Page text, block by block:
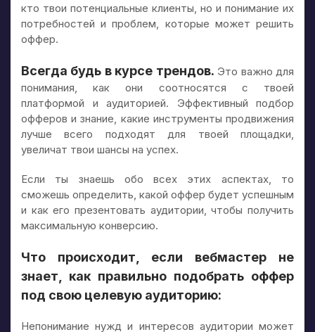
кто твои потенциальные клиенты, но и понимание их
потребностей и проблем, которые может решить
оффер.
Всегда будь в курсе трендов. Это важно для
понимания, как они соотносятся с твоей
платформой и аудиторией. Эффективный подбор
офферов и знание, какие инструменты продвижения
лучше всего подходят для твоей площадки,
увеличат твои шансы на успех.
Если ты знаешь обо всех этих аспектах, то
сможешь определить, какой оффер будет успешным
и как его презентовать аудитории, чтобы получить
максимальную конверсию.
Что происходит, если вебмастер не
знает, как правильно подобрать оффер
под свою целевую аудиторию:
Непонимание нужд и интересов аудитории может